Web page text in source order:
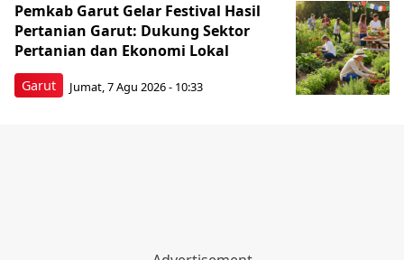
Garut
Pemkab Garut Gelar Festival Hasil
Pertanian Garut: Dukung Sektor
Pertanian dan Ekonomi Lokal
Jumat, 7 Agu 2026 - 10:33